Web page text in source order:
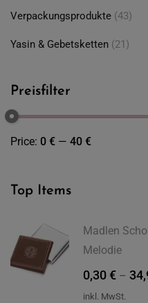
Verpackungsprodukte (43)
Yasin & Gebetsketten (21)
Preisfilter
Price: 0 € — 40 €
Top Items
Madlen
Melodie
0,30€ –
inkl. MwSt.